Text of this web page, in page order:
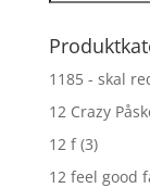
1185 - skal
12 Crazy
12 f (3)
12 feel good